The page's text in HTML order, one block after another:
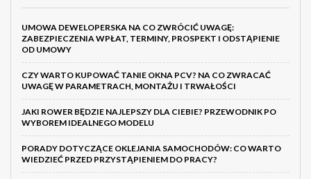
UMOWA DEWELOPERSKA NA CO ZWRÓCIĆ UWAGĘ:
ZABEZPIECZENIA WPŁAT, TERMINY, PROSPEKT I ODSTĄPIENIE
OD UMOWY
CZY WARTO KUPOWAĆ TANIE OKNA PCV? NA CO ZWRACAĆ
UWAGĘ W PARAMETRACH, MONTAŻU I TRWAŁOŚCI
JAKI ROWER BĘDZIE NAJLEPSZY DLA CIEBIE? PRZEWODNIK PO
WYBOREM IDEALNEGO MODELU
PORADY DOTYCZĄCE OKLEJANIA SAMOCHODÓW: CO WARTO
WIEDZIEĆ PRZED PRZYSTĄPIENIEM DO PRACY?